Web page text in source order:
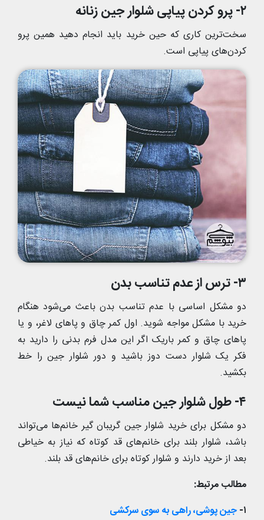
۲- پرو کردن پیاپی شلوار جین زنانه
سخت‌ترین کاری که حین خرید باید انجام دهید همین پرو
کردن‌های پیاپی است.
۳- ترس از عدم تناسب بدن
دو مشکل اساسی با عدم تناسب بدن باعث می‌شود هنگام
خرید با مشکل مواجه شوید. اول کمر چاق و پاهای لاغر، و یا
پاهای چاق و کمر باریک اگر این مدل فرم بدنی را دارید به
فکر یک شلوار دست دوز باشید و دور شلوار جین را خط
بکشید.
۴- طول شلوار جین مناسب شما نیست
دو مشکل برای خرید شلوار جین گریبان گیر خانم‌ها می‌تواند
باشد، شلوار بلند برای خانم‌های قد کوتاه که نیاز به خیاطی
بعد از خرید دارند و شلوار کوتاه برای خانم‌های قد بلند.
مطالب مرتبط:
۱- جین پوشی، راهی به سوی سرکشی